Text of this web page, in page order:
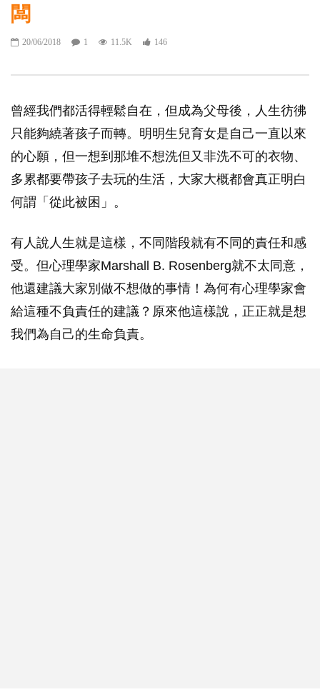
闆
20/06/2018 1 11.5K 146
曾經我們都活得輕鬆自在，但成為父母後，人生彷彿
只能夠繞著孩子而轉。明明生兒育女是自己一直以來
的心願，但一想到那堆不想洗但又非洗不可的衣物、
多累都要帶孩子去玩的生活，大家大概都會真正明白
何謂「從此被困」。
有人說人生就是這樣，不同階段就有不同的責任和感
受。但心理學家Marshall B. Rosenberg就不太同意，
他還建議大家別做不想做的事情！為何有心理學家會
給這種不負責任的建議？原來他這樣說，正正就是想
我們為自己的生命負責。